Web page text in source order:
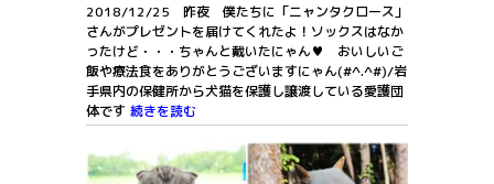
2018/12/25 昨夜 僕たちに「ニャンタクロース」
さんがプレゼントを届けてくれたよ！ソックスはなか
ったけど・・・ちゃんと戴いたにゃん♥ おいしいご
飯や療法食をありがとうございますにゃん(#^.^#)/岩
手県内の保健所から犬猫を保護し譲渡している愛護団
体です 続きを読む